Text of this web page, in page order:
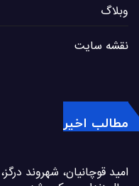
وبلاگ
نقشه سایت
مطالب اخیر